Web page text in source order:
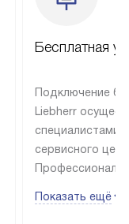
Бесплатная
Подключение
Liebherr
специалистами
сервисного
эксплуатации
Показать ещё